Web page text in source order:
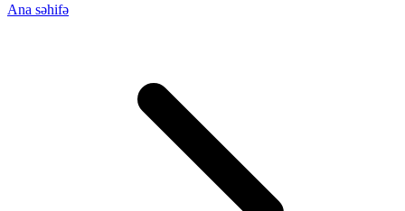
Ana səhifə